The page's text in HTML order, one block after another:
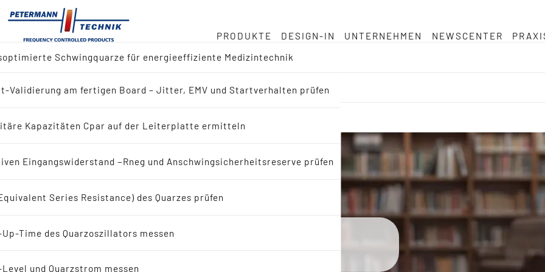
PRODUKTE DESIGN-IN UNTERNEHMEN NEWSCENTER
Schwingquarze für energieeffiziente Medizintechnik
Validierung am fertigen Board – Jitter, EMV und Startverhalten prüfen
Kapazitäten Cpar auf der Leiterplatte ermitteln
Eingangswiderstand −Rneg und Anschwingsicherheitsreserve prüfen
Series Resistance) des Quarzes prüfen
Time des Quarzoszillators messen
und Quarzstrom messen
LEXIKON N